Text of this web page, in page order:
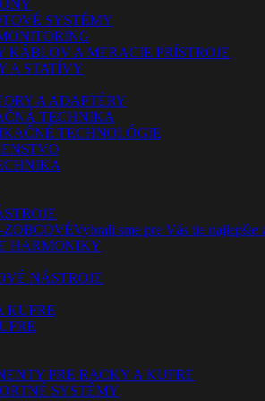
SYSTÉMY
KÁBLOV A MERACIE PRÍSTROJE
A STATÍVY
A ADAPTÉRY
TECHNIKA
TECHNOLÓGIE
Vybrali sme pre Vás tie
HARMONIKY
NÁSTROJE
KUFRE
PRE RACKY A KUFRE
SYSTÉMY